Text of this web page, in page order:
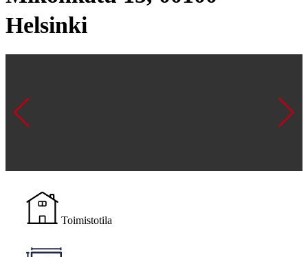
Helsinki
Toimistotila